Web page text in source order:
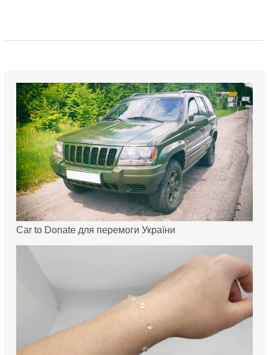
Car to Donate для перемоги України